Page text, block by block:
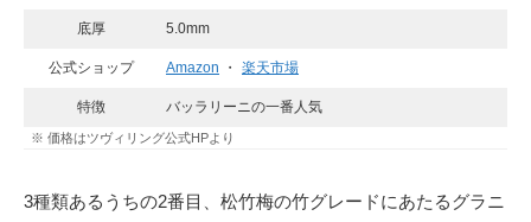
底厚 5.0mm
公式ショップ Amazon ・ 楽天市場
特徴 バッラリーニの一番人気
※ 価格はツヴィリング公式HPより
3種類あるうちの2番目、松竹梅の竹グレードにあたるグラニ